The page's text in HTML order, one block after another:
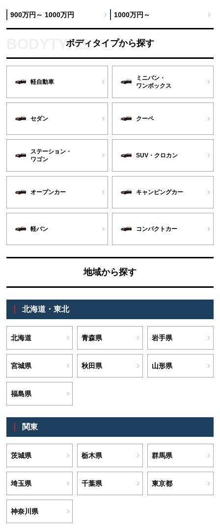
900万円～ 1000万円 1000万円～
ボディタイプから探す
軽自動車
ミニバン・
ワンボックス
セダン クーペ
ステーション・
ワゴン
SUV・クロカン
オープンカー キャンピングカー
軽バン コンパクトカー
地域から探す
北海道・東北
北海道 青森県 岩手県
宮城県 秋田県 山形県
福島県
関東
茨城県 栃木県 群馬県
埼玉県 千葉県 東京都
神奈川県